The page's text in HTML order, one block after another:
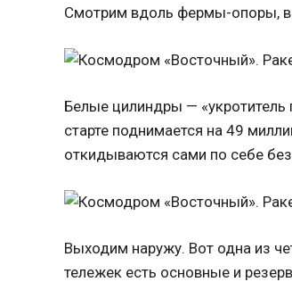
Смотрим вдоль фермы-опоры, в
Белые цилиндры — «укротитель
старте поднимается на 49
откидываются сами по себе
Выходим наружу. Вот одна из
тележек есть основные и